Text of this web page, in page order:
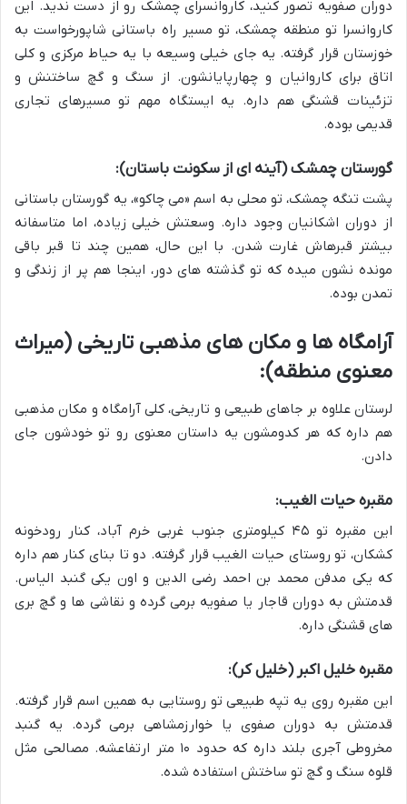
دوران صفویه تصور کنید، کاروانسرای چمشک رو از دست ندید. این
کاروانسرا تو منطقه چمشک، تو مسیر راه باستانی شاپورخواست به
خوزستان قرار گرفته. یه جای خیلی وسیعه با یه حیاط مرکزی و کلی
اتاق برای کاروانیان و چهارپایانشون. از سنگ و گچ ساختنش و
تزئینات قشنگی هم داره. یه ایستگاه مهم تو مسیرهای تجاری
قدیمی بوده.
گورستان چمشک (آینه ای از سکونت باستان):
پشت تنگه چمشک، تو محلی به اسم «می چاکو»، یه گورستان باستانی
از دوران اشکانیان وجود داره. وسعتش خیلی زیاده، اما متاسفانه
بیشتر قبرهاش غارت شدن. با این حال، همین چند تا قبر باقی
مونده نشون میده که تو گذشته های دور، اینجا هم پر از زندگی و
تمدن بوده.
آرامگاه ها و مکان های مذهبی تاریخی (میراث
معنوی منطقه):
لرستان علاوه بر جاهای طبیعی و تاریخی، کلی آرامگاه و مکان مذهبی
هم داره که هر کدومشون یه داستان معنوی رو تو خودشون جای
دادن.
مقبره حیات الغیب:
این مقبره تو ۴۵ کیلومتری جنوب غربی خرم آباد، کنار رودخونه
کشکان، تو روستای حیات الغیب قرار گرفته. دو تا بنای کنار هم داره
که یکی مدفن محمد بن احمد رضی الدین و اون یکی گنبد الیاس.
قدمتش به دوران قاجار یا صفویه برمی گرده و نقاشی ها و گچ بری
های قشنگی داره.
مقبره خلیل اکبر (خلیل کر):
این مقبره روی یه تپه طبیعی تو روستایی به همین اسم قرار گرفته.
قدمتش به دوران صفوی یا خوارزمشاهی برمی گرده. یه گنبد
مخروطی آجری بلند داره که حدود ۱۰ متر ارتفاعشه. مصالحی مثل
قلوه سنگ و گچ تو ساختش استفاده شده.